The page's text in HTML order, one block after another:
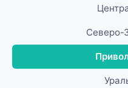
Северо-